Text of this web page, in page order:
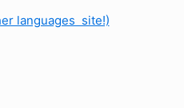
languages site!)